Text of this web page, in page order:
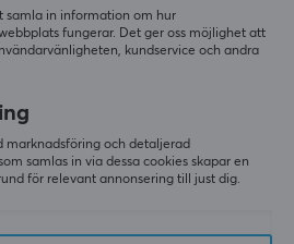
Community
samla in information om hur
fungerar. Det ger oss möjlighet att
kundservice och andra
marknadsföring och detaljerad
samlas in via dessa cookies skapar en
för relevant annonsering till just dig.